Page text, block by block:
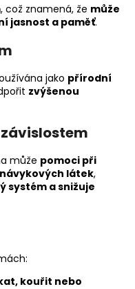
, což znamená, že může
jasnost a paměť.
jako přírodní
zvýšenou
může pomoci při
látek,
systém a snižuje
kouřit nebo